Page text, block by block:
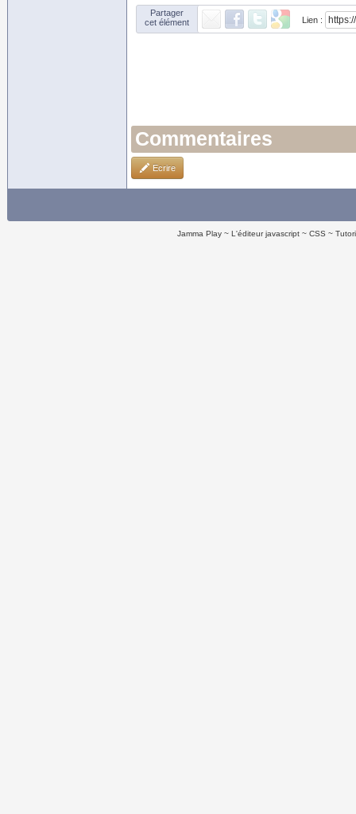
Partager
cet élément
Lien :
Commentaires
Ecrire
Jamma Play L'éditeur javascript CSS